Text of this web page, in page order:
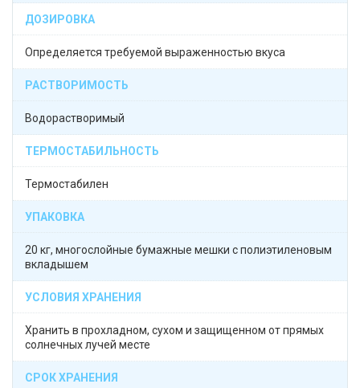
ДОЗИРОВКА
Определяется требуемой выраженностью вкуса
РАСТВОРИМОСТЬ
Водорастворимый
ТЕРМОСТАБИЛЬНОСТЬ
Термостабилен
УПАКОВКА
20 кг, многослойные бумажные мешки с полиэтиленовым
вкладышем
УСЛОВИЯ ХРАНЕНИЯ
Хранить в прохладном, сухом и защищенном от прямых
солнечных лучей месте
СРОК ХРАНЕНИЯ